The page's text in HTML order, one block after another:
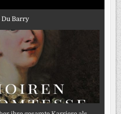
Du Barry